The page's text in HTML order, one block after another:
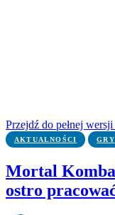
Przejdź do pełnej wersji
AKTUALNOŚCI GRY
Mortal
ostro